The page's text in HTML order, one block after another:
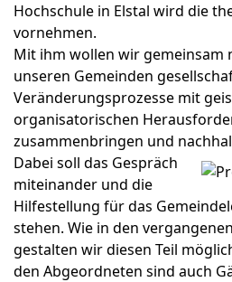
Hochschule in Elstal wird die
vornehmen.
Mit ihm wollen wir gemeinsam
unseren Gemeinden
Veränderungsprozesse mit
organisatorischen
zusammenbringen und
Dabei soll das Gespräch
miteinander und die
Hilfestellung für das
stehen. Wie in den
gestalten wir diesen Teil
den Abgeordneten sind auch